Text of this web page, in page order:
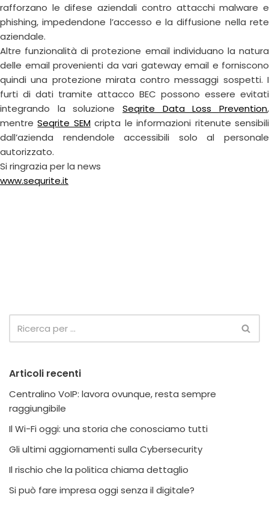
rafforzano le difese aziendali contro attacchi malware e
phishing, impedendone l’accesso e la diffusione nella rete
aziendale.
Altre funzionalità di protezione email individuano la natura
delle email provenienti da vari gateway email e forniscono
quindi una protezione mirata contro messaggi sospetti. I
furti di dati tramite attacco BEC possono essere evitati
integrando la soluzione Seqrite Data Loss Prevention,
mentreSeqrite SEMcripta le informazioni ritenute sensibili
dall’azienda rendendole accessibili solo al personale
autorizzato.
Si ringrazia per la news
www.sequrite.it
Articoli recenti
Centralino VoIP: lavora ovunque, resta sempre
raggiungibile
Il Wi-Fi oggi: una storia che conosciamo tutti
Gli ultimi aggiornamenti sulla Cybersecurity
Il rischio che la politica chiama dettaglio
Si può fare impresa oggi senza il digitale?